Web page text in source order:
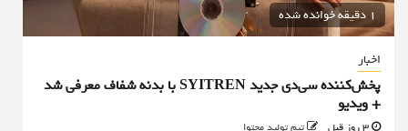
1 دقیقه خوانده شده
اخبار
پخش‌کننده سی‌دی جدید SYITREN با بدنه شفاف معرفی شد
+ ویدیو
تیم تولید محتوا